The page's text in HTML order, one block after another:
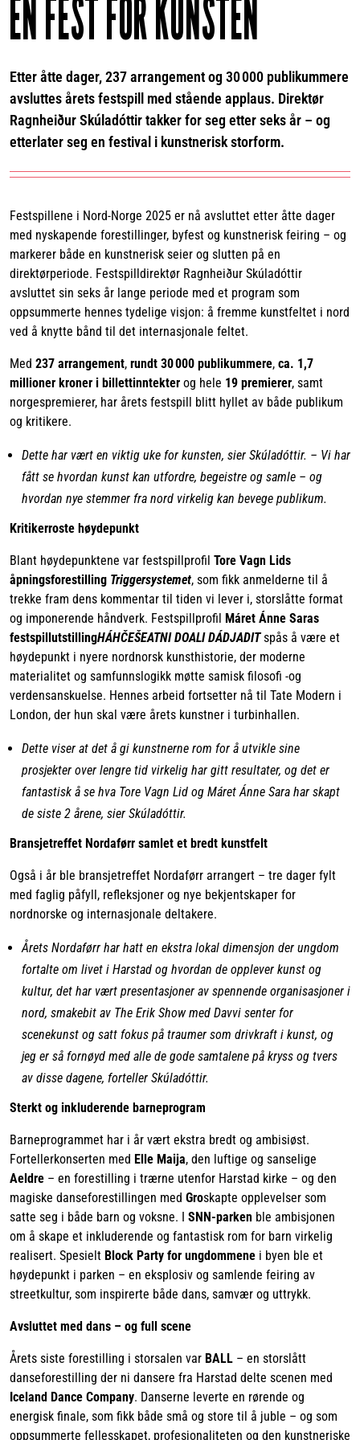
EN FEST FOR KUNSTEN
Etter åtte dager, 237 arrangement og 30 000 publikummere
avsluttes årets festspill med stående applaus. Direktør
Ragnheiður Skúladóttir takker for seg etter seks år – og
etterlater seg en festival i kunstnerisk storform.
Festspillene i Nord-Norge 2025 er nå avsluttet etter åtte dager
med nyskapende forestillinger, byfest og kunstnerisk feiring – og
markerer både en kunstnerisk seier og slutten på en
direktørperiode. Festspilldirektør Ragnheiður Skúladóttir
avsluttet sin seks år lange periode med et program som
oppsummerte hennes tydelige visjon: å fremme kunstfeltet i nord
ved å knytte bånd til det internasjonale feltet.
Med 237 arrangement, rundt 30 000 publikummere, ca. 1,7
millioner kroner i billettinntekter og hele 19 premierer, samt
norgespremierer, har årets festspill blitt hyllet av både publikum
og kritikere.
Dette har vært en viktig uke for kunsten, sier Skúladóttir. – Vi har
fått se hvordan kunst kan utfordre, begeistre og samle – og
hvordan nye stemmer fra nord virkelig kan bevege publikum.
Kritikerroste høydepunkt
Blant høydepunktene var festspillprofil Tore Vagn Lids
åpningsforestilling Triggersystemet, som fikk anmelderne til å
trekke fram dens kommentar til tiden vi lever i, storslåtte format
og imponerende håndverk. Festspillprofil Máret Ánne Saras
festspillutstillingHÁHČEŠEATNI DOALI DÁDJADITspås å være et
høydepunkt i nyere nordnorsk kunsthistorie, der moderne
materialitet og samfunnslogikk møtte samisk filosofi -og
verdensanskuelse. Hennes arbeid fortsetter nå til Tate Modern i
London, der hun skal være årets kunstner i turbinhallen.
Dette viser at det å gi kunstnerne rom for å utvikle sine
prosjekter over lengre tid virkelig har gitt resultater, og det er
fantastisk å se hva Tore Vagn Lid og Máret Ánne Sara har skapt
de siste 2 årene, sier Skúladóttir.
Bransjetreffet Nordaførr samlet et bredt kunstfelt
Også i år ble bransjetreffet Nordaførr arrangert – tre dager fylt
med faglig påfyll, refleksjoner og nye bekjentskaper for
nordnorske og internasjonale deltakere.
Årets Nordaførr har hatt en ekstra lokal dimensjon der ungdom
fortalte om livet i Harstad og hvordan de opplever kunst og
kultur, det har vært presentasjoner av spennende organisasjoner i
nord, smakebit av The Erik Show med Davvi senter for
scenekunst og satt fokus på traumer som drivkraft i kunst, og
jeg er så fornøyd med alle de gode samtalene på kryss og tvers
av disse dagene, forteller Skúladóttir.
Sterkt og inkluderende barneprogram
Barneprogrammet har i år vært ekstra bredt og ambisiøst.
Fortellerkonserten med Elle Maija, den luftige og sanselige
Aeldre – en forestilling i trærne utenfor Harstad kirke – og den
magiske danseforestillingen med Groskapte opplevelser som
satte seg i både barn og voksne. I SNN-parken ble ambisjonen
om å skape et inkluderende og fantastisk rom for barn virkelig
realisert. Spesielt Block Party for ungdommene i byen ble et
høydepunkt i parken – en eksplosiv og samlende feiring av
streetkultur, som inspirerte både dans, samvær og uttrykk.
Avsluttet med dans – og full scene
Årets siste forestilling i storsalen var BALL – en storslått
danseforestilling der ni dansere fra Harstad delte scenen med
Iceland Dance Company. Danserne leverte en rørende og
energisk finale, som fikk både små og store til å juble – og som
oppsummerte fellesskapet, profesjonaliteten og den kunstneriske